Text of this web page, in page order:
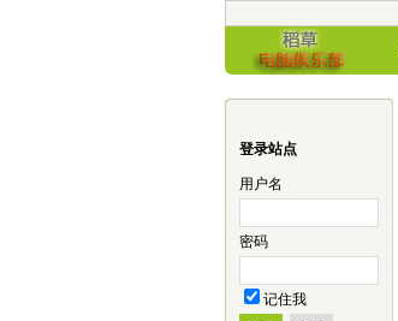
登录站点
用户名
密码
记住我